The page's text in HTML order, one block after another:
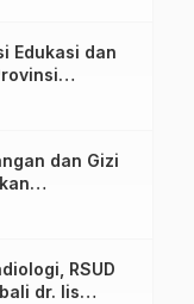
Edukasi dan
Kolaborasi
dan Gizi
RSUD
dr. Iis